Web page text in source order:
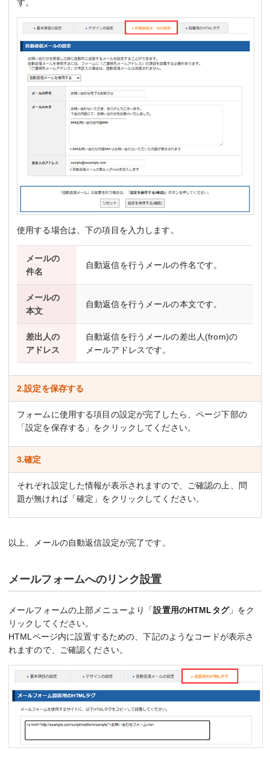
す。
使用する場合は、下の項目を入力します。
メールの
件名
自動返信を行うメールの件名です。
メールの
本文
自動返信を行うメールの本文です。
差出人の
アドレス
自動返信を行うメールの差出人(from)の
メールアドレスです。
2.設定を保存する
フォームに使用する項目の設定が完了したら、ページ下部の
「設定を保存する」をクリックしてください。
3.確定
それぞれ設定した情報が表示されますので、ご確認の上、問
題が無ければ「確定」をクリックしてください。
以上、メールの自動返信設定が完了です。
メールフォームへのリンク設置
メールフォームの上部メニューより「設置用のHTMLタグ」をク
リックしてください。
HTMLページ内に設置するための、下記のようなコードが表示さ
れますので、ご確認ください。